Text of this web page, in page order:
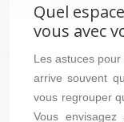
Quel
vous avec
Les astuces
arrive souvent
vous regrouper
Vous